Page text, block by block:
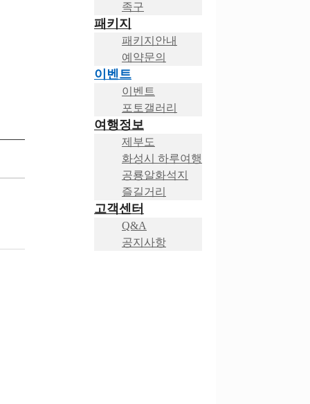
족구
패키지
패키지안내
예약문의
이벤트
이벤트
포토갤러리
여행정보
제부도
화성시 하루여행
공룡알화석지
즐길거리
고객센터
Q&A
공지사항